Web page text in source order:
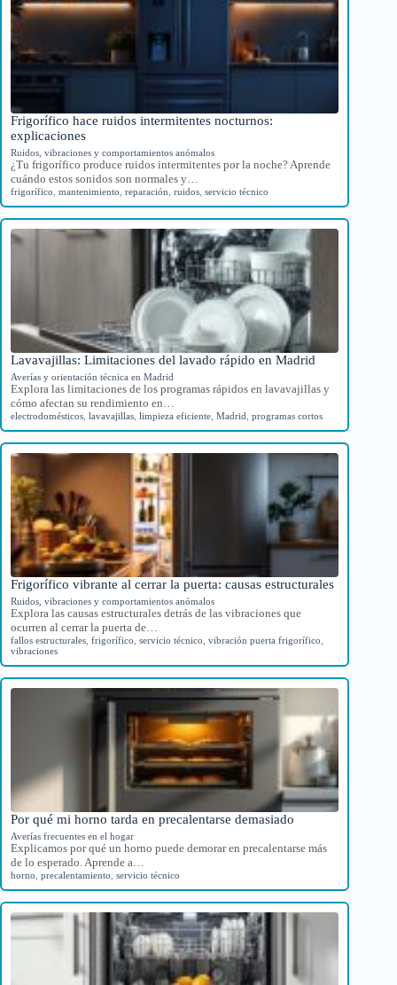
Frigorífico hace ruidos intermitentes nocturnos:
explicaciones
Ruidos, vibraciones y comportamientos anómalos
¿Tu frigorífico produce ruidos intermitentes por la noche? Aprende
cuándo estos sonidos son normales y…
frigorífico mantenimiento reparación ruidos servicio técnico
Lavavajillas: Limitaciones del lavado rápido en Madrid
Averías y orientación técnica en Madrid
Explora las limitaciones de los programas rápidos en lavavajillas y
cómo afectan su rendimiento en…
electrodomésticos lavavajillas limpieza eficiente Madrid programas cortos
Frigorífico vibrante al cerrar la puerta: causas estructurales
Ruidos, vibraciones y comportamientos anómalos
Explora las causas estructurales detrás de las vibraciones que
ocurren al cerrar la puerta de…
fallos estructurales frigorífico servicio técnico vibración puerta frigorífico
vibraciones
Por qué mi horno tarda en precalentarse demasiado
Averías frecuentes en el hogar
Explicamos por qué un horno puede demorar en precalentarse más
de lo esperado. Aprende a…
horno precalentamiento servicio técnico